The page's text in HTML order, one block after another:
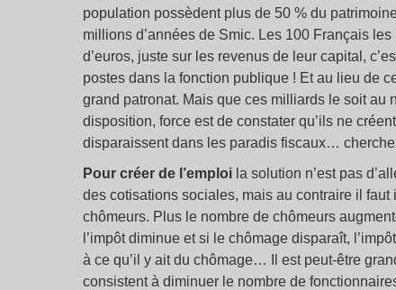
population possèdent plus de 50 % du
millions d’années de Smic. Les 100 Français
d’euros, juste sur les revenus de leur capital,
postes dans la fonction publique ! Et au lieu de
grand patronat. Mais que ces milliards le soit au
disposition, force est de constater qu’ils ne
disparaissent dans les paradis fiscaux…
Pour créer de l’emploi la solution n’est pas
des cotisations sociales, mais au contraire il
chômeurs. Plus le nombre de chômeurs
l’impôt diminue et si le chômage disparaît,
à ce qu’il y ait du chômage… Il est peut-être
consistent à diminuer le nombre de